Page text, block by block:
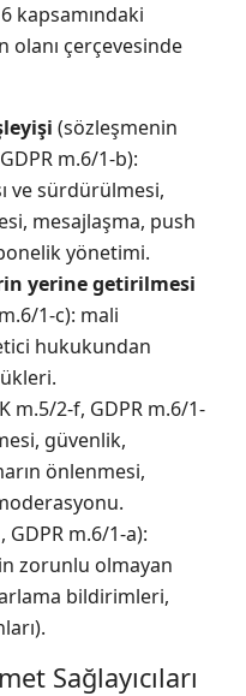
kapsamındaki
olanı çerçevesinde
(sözleşmenin
m.6/1-b):
ve sürdürülmesi,
mesajlaşma, push
yönetimi.
yerine getirilmesi
1-c): mali
hukukundan
m.5/2-f, GDPR m.6/1-
güvenlik,
önlenmesi,
GDPR m.6/1-a):
zorunlu olmayan
bildirimleri,
Sağlayıcıları